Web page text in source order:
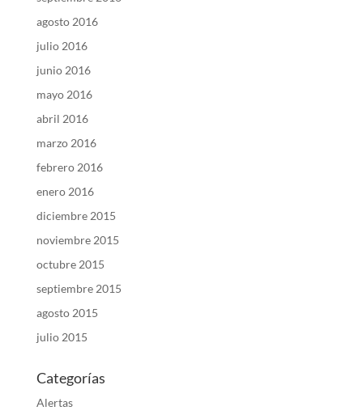
agosto 2016
julio 2016
junio 2016
mayo 2016
abril 2016
marzo 2016
febrero 2016
enero 2016
diciembre 2015
noviembre 2015
octubre 2015
septiembre 2015
agosto 2015
julio 2015
Categorías
Alertas